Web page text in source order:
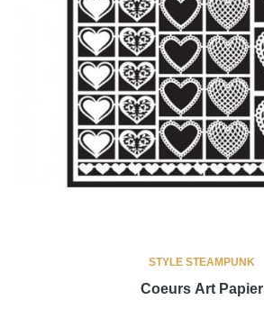
STYLE STEAMPUNK
Coeurs Art Papier